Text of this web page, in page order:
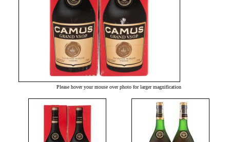
Please hover your mouse over photo for larger magnification